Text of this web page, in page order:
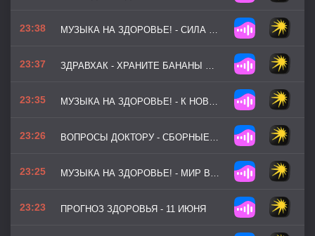
23:38 МУЗЫКА НА ЗДОРОВЬЕ! - СИЛА МОМЕНТА
23:37 ЗДРАВХАК - ХРАНИТЕ БАНАНЫ ОТДЕЛЬНО ОТ ДРУГИХ ФРУКТОВ
23:35 МУЗЫКА НА ЗДОРОВЬЕ! - К НОВЫМ ВЕРШИНАМ
23:26 ВОПРОСЫ ДОКТОРУ - СБОРНЫЕ ВОПРОСЫ
23:25 МУЗЫКА НА ЗДОРОВЬЕ! - МИР ВНУТРИ
23:23 ПРОГНОЗ ЗДОРОВЬЯ - 11 ИЮНЯ